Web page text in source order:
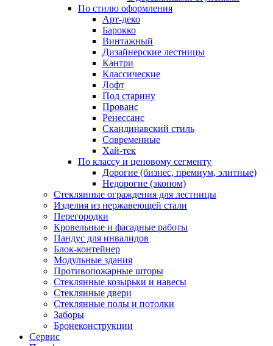
По стилю оформления
Арт-деко
Барокко
Винтажный
Дизайнерские лестницы
Кантри
Классические
Лофт
Под старину
Прованс
Ренессанс
Скандинавский стиль
Современные
Хай-тек
По классу и ценовому сегменту
Дорогие (бизнес, премиум, элитные)
Недорогие (эконом)
Стеклянные ограждения для лестницы
Изделия из нержавеющей стали
Перегородки
Кровельные и фасадные работы
Пандус для инвалидов
Блок-контейнер
Модульные здания
Противопожарные шторы
Стеклянные козырьки и навесы
Стеклянные двери
Стеклянные полы и потолки
Заборы
Бронеконструкции
Сервис